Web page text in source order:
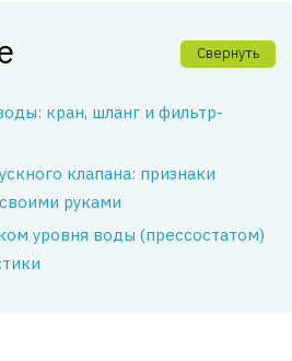
Свернуть
кран, шланг и фильтр-
клапана: признаки
руками
уровня воды (прессостатом)